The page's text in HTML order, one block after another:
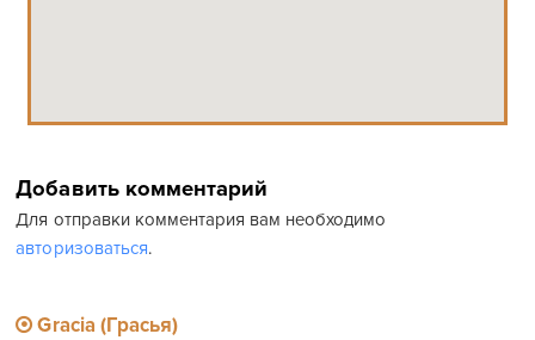
Добавить комментарий
Для отправки комментария вам необходимо
авторизоваться.
Gracia (Грасья)